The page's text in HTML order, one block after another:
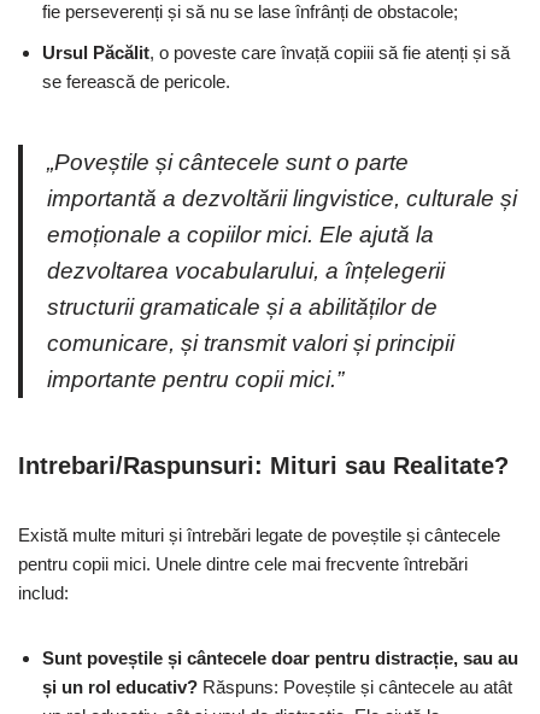
fie perseverenți și să nu se lase înfrânți de obstacole;
Ursul Păcălit, o poveste care învață copiii să fie atenți și să
se ferească de pericole.
„Poveștile și cântecele sunt o parte
importantă a dezvoltării lingvistice, culturale și
emoționale a copiilor mici. Ele ajută la
dezvoltarea vocabularului, a înțelegerii
structurii gramaticale și a abilităților de
comunicare, și transmit valori și principii
importante pentru copii mici.”
Intrebari/Raspunsuri: Mituri sau Realitate?
Există multe mituri și întrebări legate de poveștile și cântecele
pentru copii mici. Unele dintre cele mai frecvente întrebări
includ:
Sunt poveștile și cântecele doar pentru distracție, sau au
și un rol educativ? Răspuns: Poveștile și cântecele au atât